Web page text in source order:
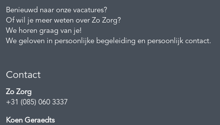
Benieuwd naar onze vacatures?
Of wil je meer weten over Zo Zorg?
We horen graag van je!
We geloven in persoonlijke begeleiding en persoonlijk contact.
Contact
Zo Zorg
+31 (085) 060 3337
Koen Geraedts